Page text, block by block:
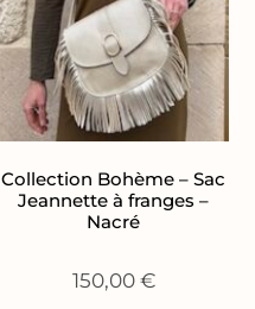
Collection Bohème – Sac
Jeannette à franges –
Nacré
150,00 €